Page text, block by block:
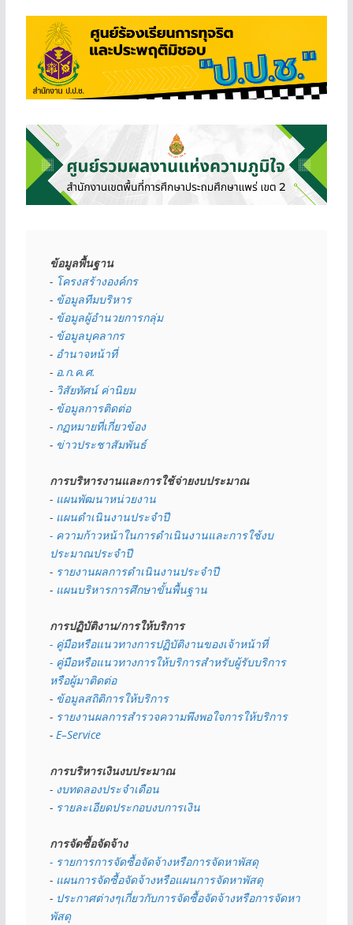
ข้อมูลพื้นฐาน
- โครงสร้างองค์กร
- ข้อมูลทีมบริหาร
- ข้อมูลผู้อำนวยการกลุ่ม
- ข้อมูลบุคลากร
- อำนาจหน้าที่
- อ.ก.ค.ศ.
- วิสัยทัศน์ ค่านิยม
- ข้อมูลการติดต่อ
- กฏหมายที่เกี่ยวข้อง
- ข่าวประชาสัมพันธ์
การบริหารงานและการใช้จ่ายงบประมาณ
- แผนพัฒนาหน่วยงาน
- แผนดำเนินงานประจำปี
- ความก้าวหน้าในการดำเนินงานและการใช้งบ
ประมาณประจำปี
- รายงานผลการดำเนินงานประจำปี
- แผนบริหารการศึกษาขั้นพื้นฐาน
การปฏิบัติงาน/การให้บริการ
- คู่มือหรือแนวทางการปฏิบัติงานของเจ้าหน้าที่
- คู่มือหรือแนวทางการให้บริการสำหรับผู้รับบริการ
หรือผู้มาติดต่อ
- ข้อมูลสถิติการให้บริการ
- รายงานผลการสำรวจความพึงพอใจการให้บริการ
- E–Service
การบริหารเงินงบประมาณ
- งบทดลองประจำเดือน
- รายละเอียดประกอบงบการเงิน
การจัดซื้อจัดจ้าง
- รายการการจัดซื้อจัดจ้างหรือการจัดหาพัสดุ
- แผนการจัดซื้อจัดจ้างหรือแผนการจัดหาพัสดุ
- ประกาศต่างๆเกี่ยวกับการจัดซื้อจัดจ้างหรือการจัดหา
พัสดุ